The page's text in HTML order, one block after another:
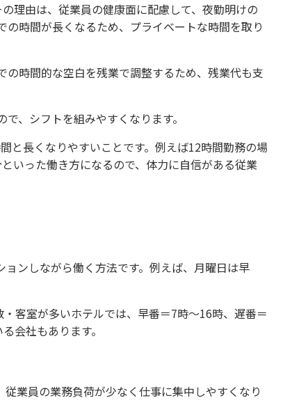
理由は、従業員の健康面に配慮して、夜勤明けの
時間が長くなるため、プライベートな時間を取り
時間的な空白を残業で調整するため、残業代も支
、シフトを組みやすくなります。
と長くなりやすいことです。例えば12時間勤務の場
いった働き方になるので、体力に自信がある従業
ンしながら働く方法です。例えば、月曜日は早
客室が多いホテルでは、早番＝7時～16時、遅番＝
会社もあります。
業員の業務負荷が少なく仕事に集中しやすくなり